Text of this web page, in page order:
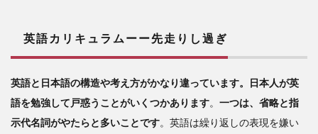
英語カリキュラムーー先走りし過ぎ
英語と日本語の構造や考え方がかなり違っています。日本人が英
語を勉強して戸惑うことがいくつかあります。 一つは、省略と指
示代名詞がやたらと多いことです。英語は繰り返しの表現を嫌い